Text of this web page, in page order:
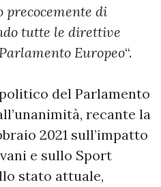
di
tutte le direttive
Europeo“.
del Parlamento
recante la
2021 sull’impatto
e sullo Sport
stato attuale,